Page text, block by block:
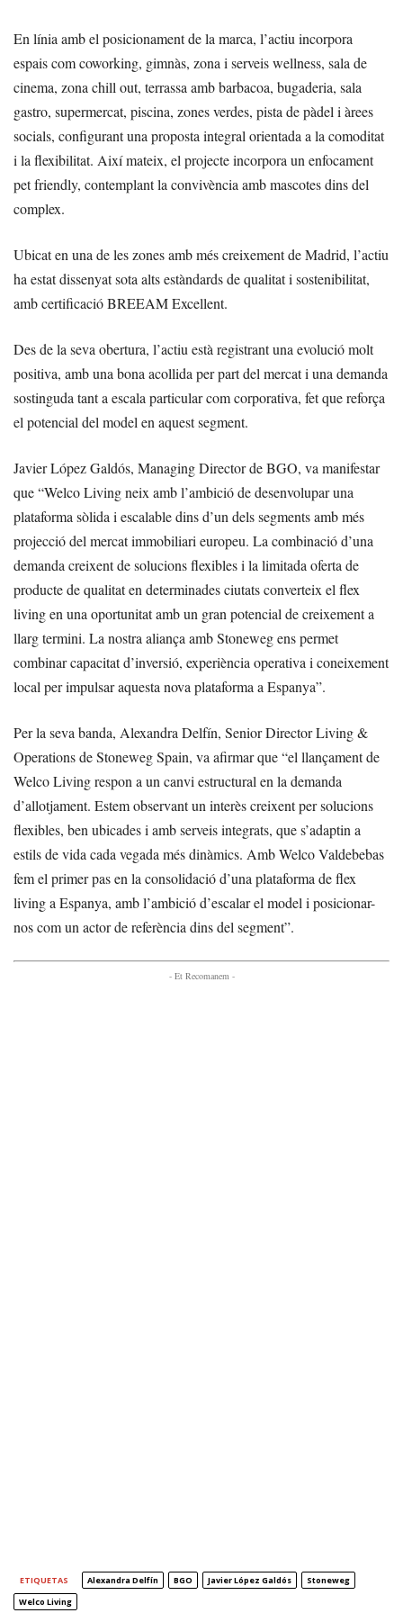
En línia amb el posicionament de la marca, l’actiu incorpora
espais com coworking, gimnàs, zona i serveis wellness, sala de
cinema, zona chill out, terrassa amb barbacoa, bugaderia, sala
gastro, supermercat, piscina, zones verdes, pista de pàdel i àrees
socials, configurant una proposta integral orientada a la comoditat
i la flexibilitat. Així mateix, el projecte incorpora un enfocament
pet friendly, contemplant la convivència amb mascotes dins del
complex.
Ubicat en una de les zones amb més creixement de Madrid, l’actiu
ha estat dissenyat sota alts estàndards de qualitat i sostenibilitat,
amb certificació BREEAM Excellent.
Des de la seva obertura, l’actiu està registrant una evolució molt
positiva, amb una bona acollida per part del mercat i una demanda
sostinguda tant a escala particular com corporativa, fet que reforça
el potencial del model en aquest segment.
Javier López Galdós, Managing Director de BGO, va manifestar
que “Welco Living neix amb l’ambició de desenvolupar una
plataforma sòlida i escalable dins d’un dels segments amb més
projecció del mercat immobiliari europeu. La combinació d’una
demanda creixent de solucions flexibles i la limitada oferta de
producte de qualitat en determinades ciutats converteix el flex
living en una oportunitat amb un gran potencial de creixement a
llarg termini. La nostra aliança amb Stoneweg ens permet
combinar capacitat d’inversió, experiència operativa i coneixement
local per impulsar aquesta nova plataforma a Espanya”.
Per la seva banda, Alexandra Delfín, Senior Director Living &
Operations de Stoneweg Spain, va afirmar que “el llançament de
Welco Living respon a un canvi estructural en la demanda
d’allotjament. Estem observant un interès creixent per solucions
flexibles, ben ubicades i amb serveis integrats, que s’adaptin a
estils de vida cada vegada més dinàmics. Amb Welco Valdebebas
fem el primer pas en la consolidació d’una plataforma de flex
living a Espanya, amb l’ambició d’escalar el model i posicionar-
nos com un actor de referència dins del segment”.
- Et Recomanem -
ETIQUETAS Alexandra Delfín BGO Javier López Galdós
Stoneweg
Welco Living